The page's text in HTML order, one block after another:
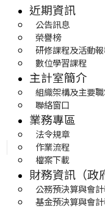
近期資訊
公告訊息
榮譽榜
研修課程及活動
數位學習課程
主計室簡介
組織架構及主要
聯絡窗口
業務專區
法令規章
作業流程
檔案下載
財務資訊（政
公務預決算與會
基金預決算與會